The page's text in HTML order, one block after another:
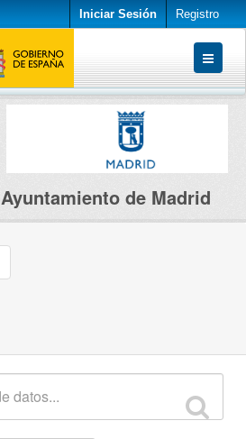
Iniciar Sesión Registro
Ayuntamiento de Madrid